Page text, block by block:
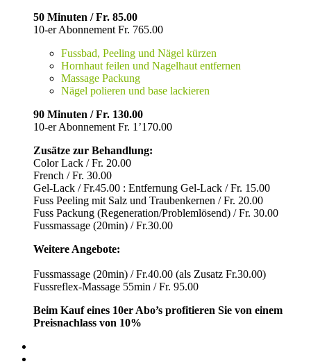
50 Minuten / Fr. 85.00
10-er Abonnement Fr. 765.00
Fussbad, Peeling und Nägel kürzen
Hornhaut feilen und Nagelhaut entfernen
Massage Packung
Nägel polieren und base lackieren
90 Minuten / Fr. 130.00
10-er Abonnement Fr. 1’170.00
Zusätze zur Behandlung:
Color Lack / Fr. 20.00
French / Fr. 30.00
Gel-Lack / Fr.45.00 : Entfernung Gel-Lack / Fr. 15.00
Fuss Peeling mit Salz und Traubenkernen / Fr. 20.00
Fuss Packung (Regeneration/Problemlösend) / Fr. 30.00
Fussmassage (20min) / Fr.30.00
Weitere Angebote:
Fussmassage (20min) / Fr.40.00 (als Zusatz Fr.30.00)
Fussreflex-Massage 55min / Fr. 95.00
Beim Kauf eines 10er Abo’s profitieren Sie von einem
Preisnachlass von 10%